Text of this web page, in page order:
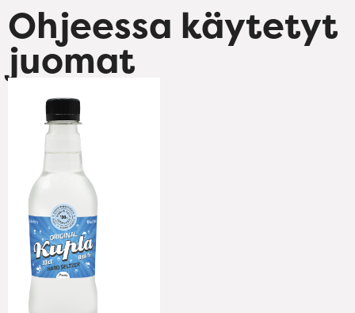
Ohjeessa käytetyt
juomat